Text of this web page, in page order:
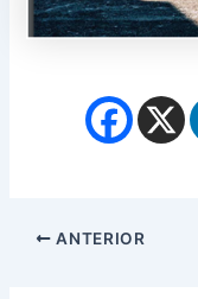
ANTERIOR